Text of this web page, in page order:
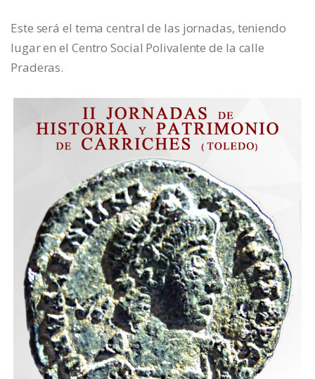
Este será el tema central de las jornadas, teniendo
lugar en el Centro Social Polivalente de la calle
Praderas.